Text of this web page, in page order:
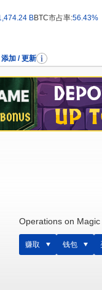
BBTC市占率:56.43%
添加 / 更新
Operations on
赚取 钱包